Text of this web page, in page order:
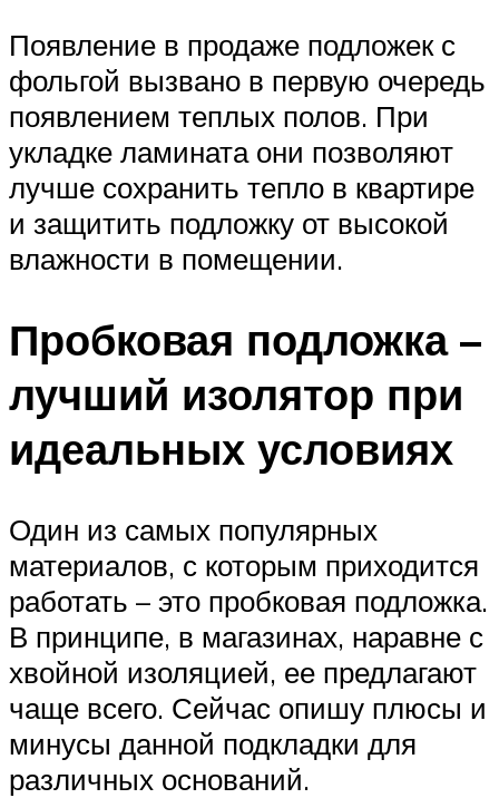
Появление в продаже подложек с
фольгой вызвано в первую очередь
появлением теплых полов. При
укладке ламината они позволяют
лучше сохранить тепло в квартире
и защитить подложку от высокой
влажности в помещении.
Пробковая подложка –
лучший изолятор при
идеальных условиях
Один из самых популярных
материалов, с которым приходится
работать – это пробковая подложка.
В принципе, в магазинах, наравне с
хвойной изоляцией, ее предлагают
чаще всего. Сейчас опишу плюсы и
минусы данной подкладки для
различных оснований.